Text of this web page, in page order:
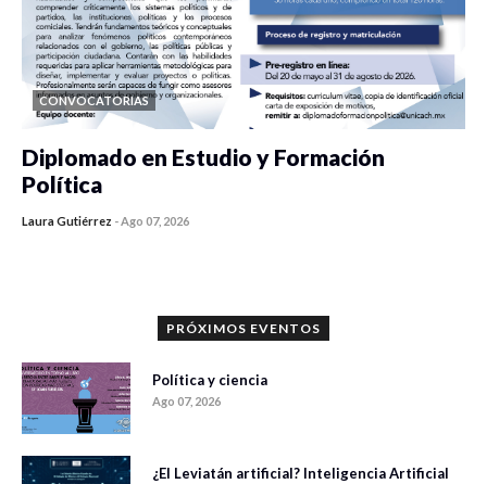
CONVOCATORIAS
Diplomado en Estudio y Formación
Política
Laura Gutiérrez -Ago 07, 2026
PRÓXIMOS EVENTOS
Política y ciencia
Ago 07, 2026
¿El Leviatán artificial? Inteligencia Artificial